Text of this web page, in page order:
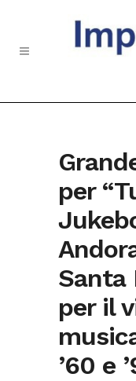
per
Santa
per il
’60 e